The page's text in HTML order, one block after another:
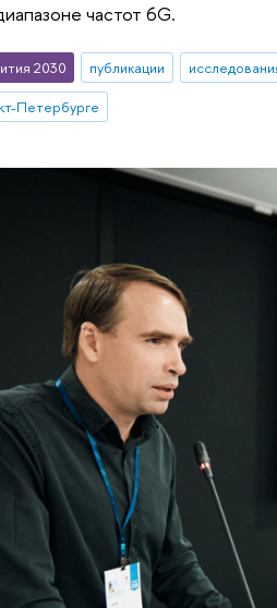
частот 6G.
2030 публикации
Петербурге